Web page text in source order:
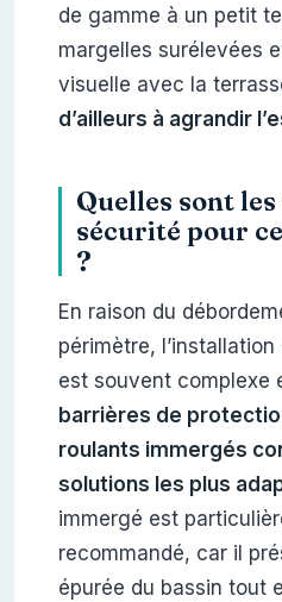
de gamme à un petit
margelles surélevées
visuelle avec la
d’ailleurs à agrandir
Quelles sont
sécurité pour
?
En raison du
périmètre, l’installation
est souvent complexe
barrières de
roulants immergés
solutions les plus
immergé est
recommandé, car il
épurée du bassin tout